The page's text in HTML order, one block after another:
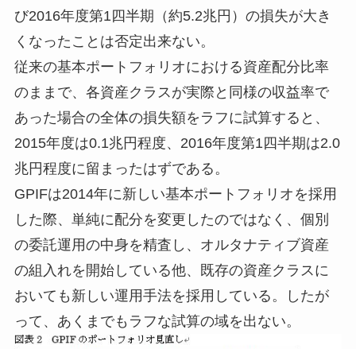
び2016年度第1四半期（約5.2兆円）の損失が大き
くなったことは否定出来ない。
従来の基本ポートフォリオにおける資産配分比率
のままで、各資産クラスが実際と同様の収益率で
あった場合の全体の損失額をラフに試算すると、
2015年度は0.1兆円程度、2016年度第1四半期は2.0
兆円程度に留まったはずである。
GPIFは2014年に新しい基本ポートフォリオを採用
した際、単純に配分を変更したのではなく、個別
の委託運用の中身を精査し、オルタナティブ資産
の組入れを開始している他、既存の資産クラスに
おいても新しい運用手法を採用している。したが
って、あくまでもラフな試算の域を出ない。